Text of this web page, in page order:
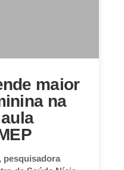
maior
na
pesquisadora